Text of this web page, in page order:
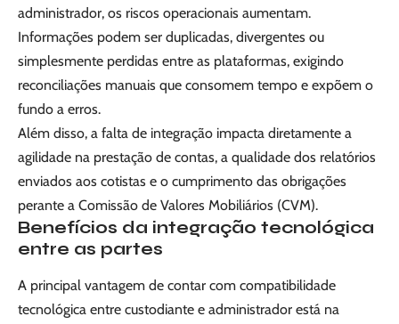
administrador, os riscos operacionais aumentam.
Informações podem ser duplicadas, divergentes ou
simplesmente perdidas entre as plataformas, exigindo
reconciliações manuais que consomem tempo e expõem o
fundo a erros.
Além disso, a falta de integração impacta diretamente a
agilidade na prestação de contas, a qualidade dos relatórios
enviados aos cotistas e o cumprimento das obrigações
perante a Comissão de Valores Mobiliários (CVM).
Benefícios da integração tecnológica
entre as partes
A principal vantagem de contar com compatibilidade
tecnológica entre custodiante e administrador está na